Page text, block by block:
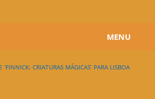
MENU
CRIATURAS MÁGICAS’ PARA LISBOA